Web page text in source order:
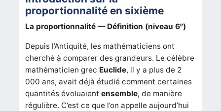
proportionnalité en sixième
La proportionnalité — Définition (niveau 6ᵉ)
Depuis l’Antiquité, les mathématiciens ont
cherché à comparer des grandeurs. Le célèbre
mathématicien grec Euclide, il y a plus de 2
000 ans, avait déjà étudié comment certaines
quantités évoluaientensemble, de manière
régulière. C’est ce que l’on appelle aujourd’hui